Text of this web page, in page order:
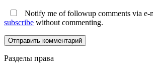
Notify me of followup comments via e-
subscribe without commenting.
Разделы права